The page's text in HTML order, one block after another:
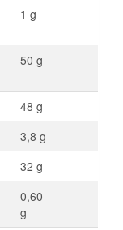
1 g
50 g
48 g
3,8 g
32 g
0,60
g